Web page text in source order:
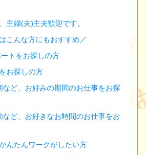
主婦(夫)主夫歓迎です。
こんな方にもおすすめ／
ートをお探しの方
お探しの方
など、お好みの期間のお仕事をお探
など、お好きなお時間のお仕事をお
んたんワークがしたい方